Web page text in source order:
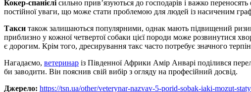
Кокер-спанієлі сильно прив’язуються до господарів і важко
постійної уваги, що може стати проблемою для людей із насиченим
Такси також залишаються популярними, однак мають підвищений
приблизно у кожної четвертої собаки цієї породи може розвинутися
є дорогим. Крім того, дресирування такс часто потребує значного
Нагадаємо, ветеринар із Південної Африки Амір Анварі поділився
би заводити. Він пояснив свій вибір з огляду на професійний досвід.
Джерело: https://tsn.ua/other/veterynar-nazvav-5-porid-sobak-iaki-mozut-